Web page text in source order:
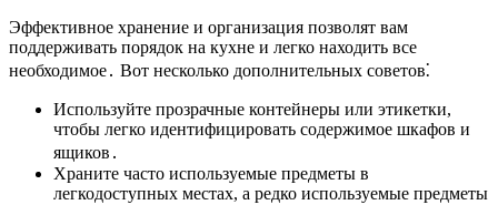
Эффективное хранение и организация позволят вам
поддерживать порядок на кухне и легко находить все
необходимое․ Вот несколько дополнительных советов⁚
Используйте прозрачные контейнеры или этикетки,
чтобы легко идентифицировать содержимое шкафов и
ящиков․
Храните часто используемые предметы в
легкодоступных местах, а редко используемые предметы